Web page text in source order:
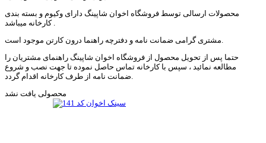
محصولات ارسالی توسط فروشگاه اخوان شاپینگ دارای وکیوم و بسته بندی
کارخانه میباشد .
حتما پس از تحویل محصول از فروشگاه اخوان شاپینگ راهنمای مشتریان را
مطالعه نمائید ، سپس با کارخانه تماس حاصل نموده تا جهت نصب و شروع
محصولی یافت نشد